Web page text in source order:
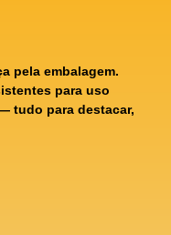
pela embalagem.
para uso
tudo para destacar,